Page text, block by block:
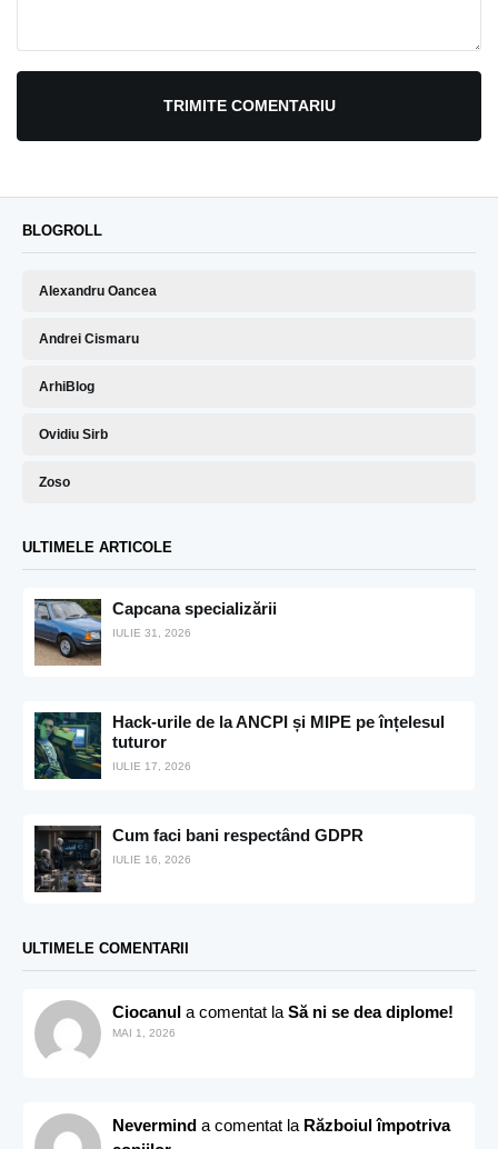
TRIMITE COMENTARIU
BLOGROLL
Alexandru Oancea
Andrei Cismaru
ArhiBlog
Ovidiu Sirb
Zoso
ULTIMELE ARTICOLE
Capcana specializării
IULIE 31, 2026
Hack-urile de la ANCPI și MIPE pe înțelesul
tuturor
IULIE 17, 2026
Cum faci bani respectând GDPR
IULIE 16, 2026
ULTIMELE COMENTARII
Ciocanul a comentat la Să ni se dea diplome!
MAI 1, 2026
Nevermind a comentat la Războiul împotriva